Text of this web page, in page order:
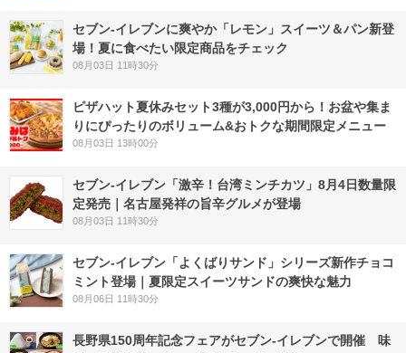
セブン‐イレブンに爽やか「レモン」スイーツ＆パン新登
場！夏に食べたい限定商品をチェック
08月03日 11時30分
ピザハット夏休みセット3種が3,000円から！お盆や集ま
りにぴったりのボリューム&おトクな期間限定メニュー
08月03日 13時00分
セブン-イレブン「激辛！台湾ミンチカツ」8月4日数量限
定発売｜名古屋発祥の旨辛グルメが登場
08月03日 11時30分
セブン‐イレブン「よくばりサンド」シリーズ新作チョコ
ミント登場｜夏限定スイーツサンドの爽快な魅力
08月06日 11時30分
長野県150周年記念フェアがセブン-イレブンで開催 味